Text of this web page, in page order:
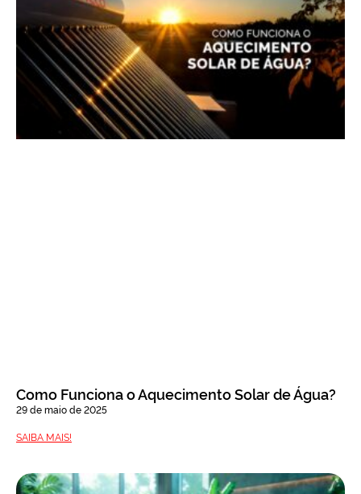
Como Funciona o Aquecimento Solar de Água?
29 de maio de 2025
SAIBA MAIS!